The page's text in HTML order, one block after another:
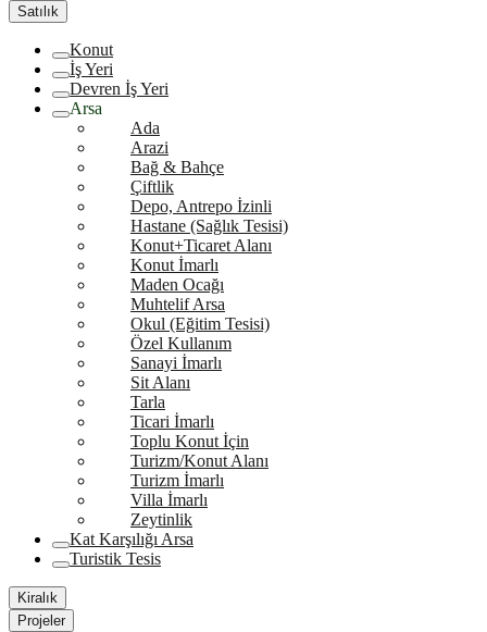
Satılık
Konut
İş Yeri
Devren İş Yeri
Arsa
Ada
Arazi
Bağ & Bahçe
Çiftlik
Depo, Antrepo İzinli
Hastane (Sağlık Tesisi)
Konut+Ticaret Alanı
Konut İmarlı
Maden Ocağı
Muhtelif Arsa
Okul (Eğitim Tesisi)
Özel Kullanım
Sanayi İmarlı
Sit Alanı
Tarla
Ticari İmarlı
Toplu Konut İçin
Turizm/Konut Alanı
Turizm İmarlı
Villa İmarlı
Zeytinlik
Kat Karşılığı Arsa
Turistik Tesis
Kiralık
Projeler